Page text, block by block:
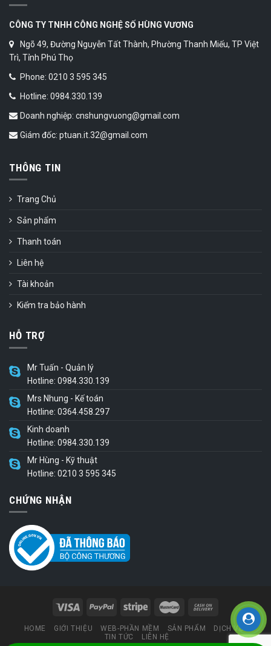
CÔNG TY TNHH CÔNG NGHỆ SỐ HÙNG VƯƠNG
Ngõ 49, Đường Nguyễn Tất Thành, Phường Thanh Miếu, TP Việt
Trì, Tỉnh Phú Thọ
Phone: 0210 3 595 345
Hotline: 0984.330.139
Doanh nghiệp: cnshungvuong@gmail.com
Giám đốc: ptuan.it.32@gmail.com
THÔNG TIN
Trang Chủ
Sản phẩm
Thanh toán
Liên hệ
Tài khoản
Kiểm tra bảo hành
HỖ TRỢ
Mr Tuấn - Quản lý
Hotline: 0984.330.139
Mrs Nhung - Kế toán
Hotline: 0364.458.297
Kinh doanh
Hotline: 0984.330.139
Mr Hùng - Kỹ thuật
Hotline: 0210 3 595 345
CHỨNG NHẬN
HOME GIỚI THIỆU WEB-PHẦN MỀM SẢN PHẨM
DỊCH VỤ
TIN TỨC
LIÊN HỆ